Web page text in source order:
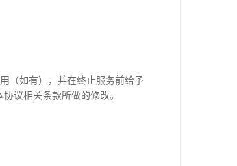
（如有），并在终止服务前给予
议相关条款所做的修改。